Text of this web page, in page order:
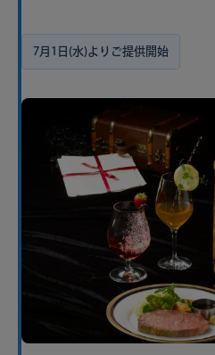
7月1日(水)よりご提供開始